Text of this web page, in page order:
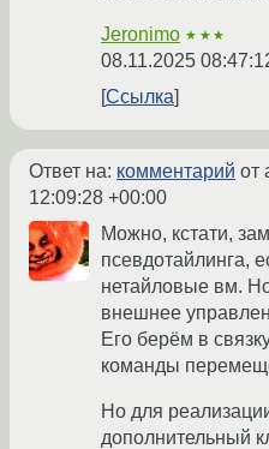
Jeronimo ★★★
08.11.2025
Ссылка
Ответ на: комментарий от
12:09:28 +00:00
Можно, кстати,
псевдотайлинга,
нетайловые вм.
внешнее
Его берём в
команды
Но для
дополнительный